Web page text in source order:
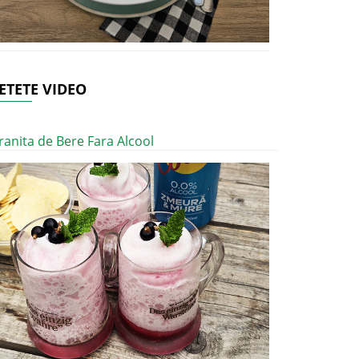
VIDEO
de Bere Fara Alcool